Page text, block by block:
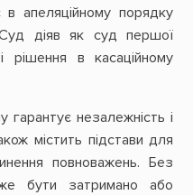
апеляційному порядку
діяв як суд першої
рішення в касаційному
незалежність і
містить підстави для
повноважень. Без
бути затримано або